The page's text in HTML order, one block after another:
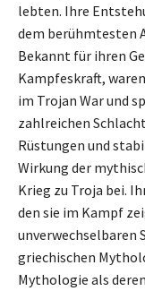
lebten. Ihre
dem berühmtesten
Bekannt für ihren
Kampfeskraft,
im Trojan War und
zahlreichen
Rüstungen und
Wirkung der
Krieg zu Troja bei.
den sie im Kampf
unverwechselbaren
griechischen
Mythologie als